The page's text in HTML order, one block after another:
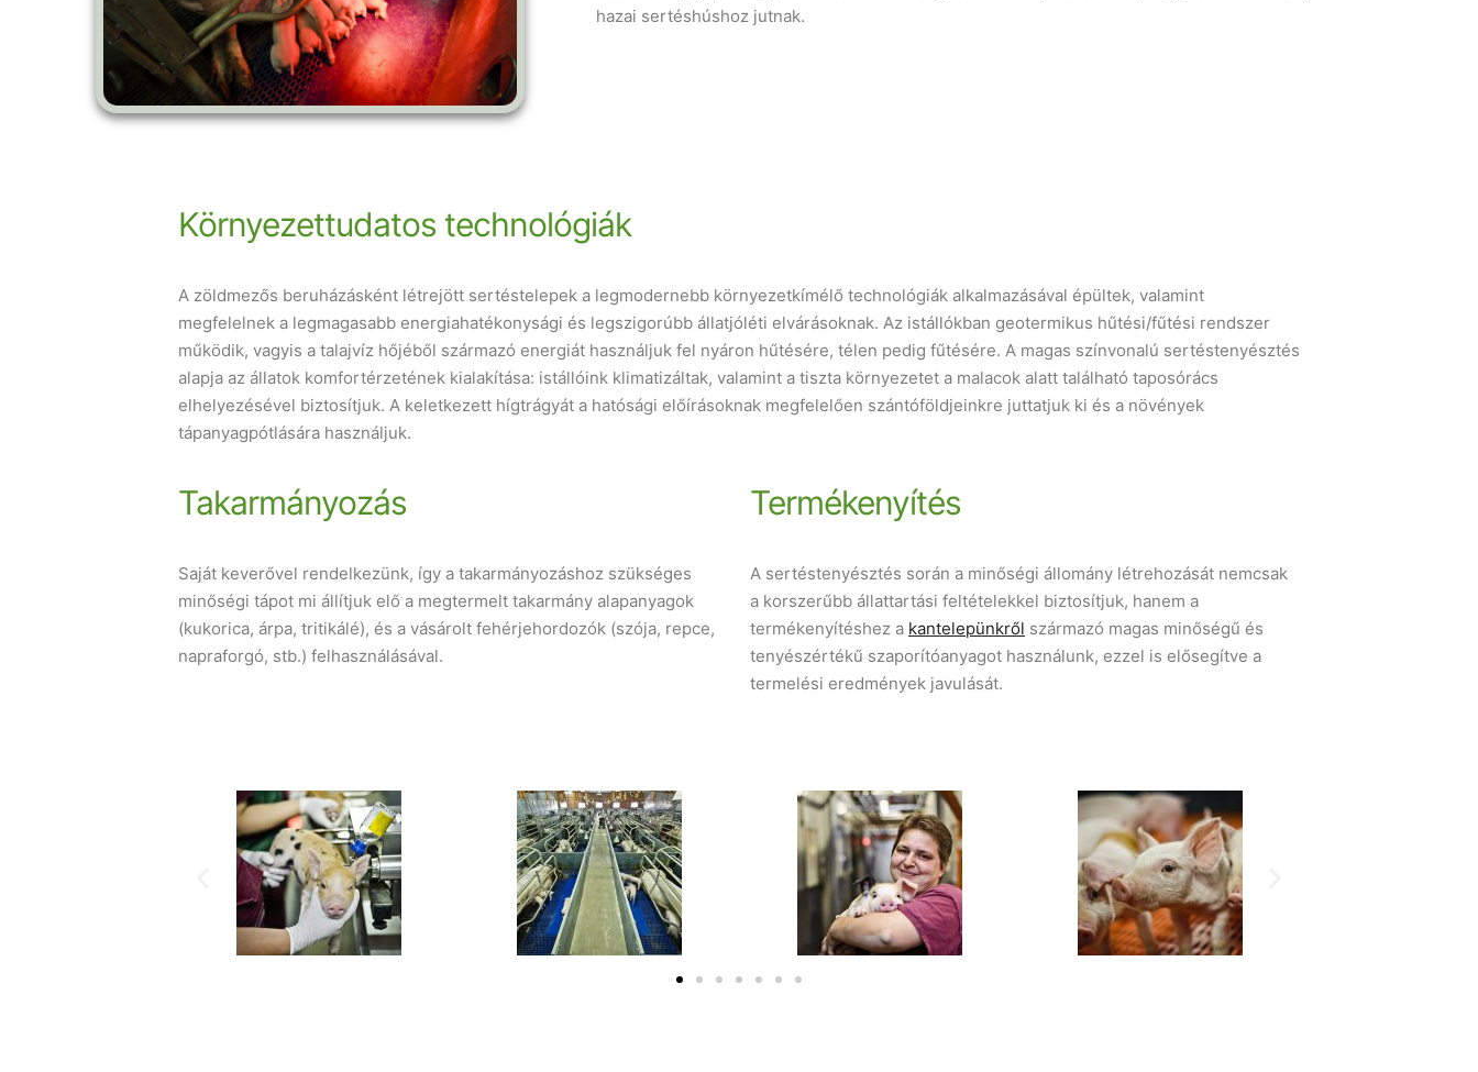
hazai sertéshúshoz jutnak.
Környezettudatos technológiák
A zöldmezős beruházásként létrejött sertéstelepek a legmodernebb környezetkímélő technológiák alkalmazásával épültek, valamint
megfelelnek a legmagasabb energiahatékonysági és legszigorúbb állatjóléti elvárásoknak. Az istállókban geotermikus hűtési/fűtési rendszer
működik, vagyis a talajvíz hőjéből származó energiát használjuk fel nyáron hűtésére, télen pedig fűtésére. A magas színvonalú sertéstenyésztés
alapja az állatok komfortérzetének kialakítása: istállóink klimatizáltak, valamint a tiszta környezetet a malacok alatt található taposórács
elhelyezésével biztosítjuk. A keletkezett hígtrágyát a hatósági előírásoknak megfelelően szántóföldjeinkre juttatjuk ki és a növények
tápanyagpótlására használjuk.
Takarmányozás
Saját keverővel rendelkezünk, így a takarmányozáshoz szükséges
minőségi tápot mi állítjuk elő a megtermelt takarmány alapanyagok
(kukorica, árpa, tritikálé), és a vásárolt fehérjehordozók (szója, repce,
napraforgó, stb.) felhasználásával.
Termékenyítés
A sertéstenyésztés során a minőségi állomány létrehozását nemcsak
a korszerűbb állattartási feltételekkel biztosítjuk, hanem a
termékenyítéshez a kantelepünkről származó magas minőségű és
tenyészértékű szaporítóanyagot használunk, ezzel is elősegítve a
termelési eredmények javulását.